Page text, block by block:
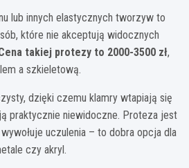
lub innych elastycznych tworzyw to
które nie akceptują widocznych
takiej protezy to 2000-3500 zł,
a szkieletową.
dzięki czemu klamry wtapiają się
praktycznie niewidoczne. Proteza jest
uczulenia – to dobra opcja dla
czy akryl.